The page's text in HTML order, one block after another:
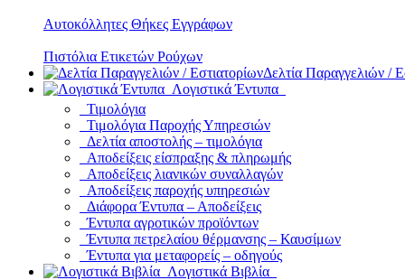
Αυτοκόλλητες Θήκες Εγγράφων
Πιστόλια Ετικετών Ρούχων
Δελτία Παραγγελιών /
Λογιστικά Έντυπα
Τιμολόγια
Τιμολόγια Παροχής Υπηρεσιών
Δελτία αποστολής – τιμολόγια
Αποδείξεις είσπραξης & πληρωμής
Αποδείξεις λιανικών συναλλαγών
Αποδείξεις παροχής υπηρεσιών
Διάφορα Έντυπα – Αποδείξεις
Έντυπα αγροτικών προϊόντων
Έντυπα πετρελαίου θέρμανσης – Καυσίμων
Έντυπα για μεταφορείς – οδηγούς
Λογιστικά Βιβλία